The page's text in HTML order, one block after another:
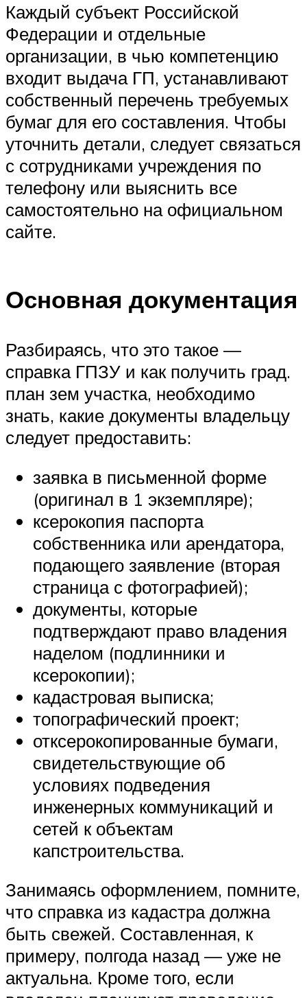
Каждый субъект Российской
Федерации и отдельные
организации, в чью компетенцию
входит выдача ГП, устанавливают
собственный перечень требуемых
бумаг для его составления. Чтобы
уточнить детали, следует связаться
с сотрудниками учреждения по
телефону или выяснить все
самостоятельно на официальном
сайте.
Основная документация
Разбираясь, что это такое —
справка ГПЗУ и как получить град.
план зем участка, необходимо
знать, какие документы владельцу
следует предоставить:
заявка в письменной форме
(оригинал в 1 экземпляре);
ксерокопия паспорта
собственника или арендатора,
подающего заявление (вторая
страница с фотографией);
документы, которые
подтверждают право владения
наделом (подлинники и
ксерокопии);
кадастровая выписка;
топографический проект;
отксерокопированные бумаги,
свидетельствующие об
условиях подведения
инженерных коммуникаций и
сетей к объектам
капстроительства.
Занимаясь оформлением, помните,
что справка из кадастра должна
быть свежей. Составленная, к
примеру, полгода назад — уже не
актуальна. Кроме того, если